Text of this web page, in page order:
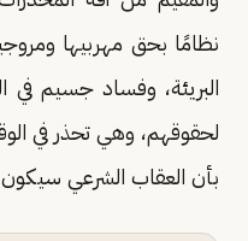
نظامًا بحق مهربيها
البريئة، وفساد جسيم في
لحقوقهم، وهي تحذر في
بأن العقاب الشرعي